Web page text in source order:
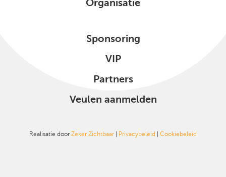
Organisatie
Sponsoring
VIP
Partners
Veulen aanmelden
Realisatie door Zeker Zichtbaar Privacybeleid Cookiebeleid